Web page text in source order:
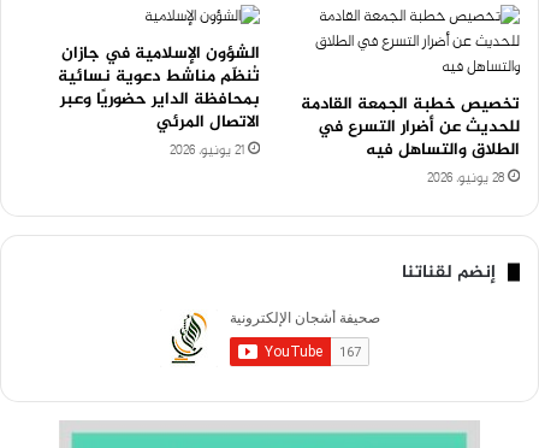
تخصيص خطبة الجمعة القادمة
للحديث عن أضرار التسرع في
الطلاق والتساهل فيه
28 يونيو، 2026
الشؤون الإسلامية في جازان
تُنظّم مناشط دعوية نسائية
بمحافظة الداير حضوريًا وعبر
الاتصال المرئي
21 يونيو، 2026
إنضم لقناتنا